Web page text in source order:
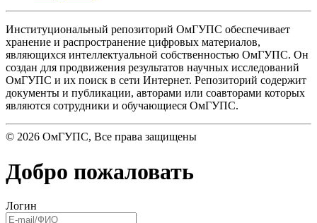
Институциональный репозиторий ОмГУПС обеспечивает
хранение и распространение цифровых материалов,
являющихся интеллектуальной собственностью ОмГУПС. Он
создан для продвижения результатов научных исследований
ОмГУПС и их поиск в сети Интернет. Репозиторий содержит
документы и публикации, авторами или соавторами которых
являются сотрудники и обучающиеся ОмГУПС.
© 2026 ОмГУПС, Все права защищены
Добро пожаловать
Логин